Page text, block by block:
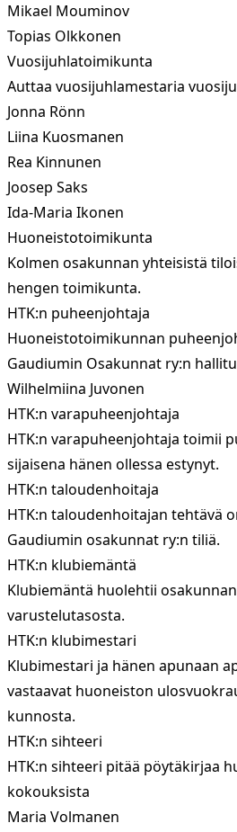
Mikael Mouminov
Topias Olkkonen
Vuosijuhlatoimikunta
Auttaa vuosijuhlamestaria
Jonna Rönn
Liina Kuosmanen
Rea Kinnunen
Joosep Saks
Ida-Maria Ikonen
Huoneistotoimikunta
Kolmen osakunnan yhteisistä
hengen toimikunta.
HTK:n puheenjohtaja
Huoneistotoimikunnan
Gaudiumin Osakunnat ry:n
Wilhelmiina Juvonen
HTK:n varapuheenjohtaja
HTK:n varapuheenjohtaja toimii
sijaisena hänen ollessa estynyt.
HTK:n taloudenhoitaja
HTK:n taloudenhoitajan tehtävä
Gaudiumin osakunnat ry:n tiliä.
HTK:n klubiemäntä
Klubiemäntä huolehtii
varustelutasosta.
HTK:n klubimestari
Klubimestari ja hänen apunaan
vastaavat huoneiston
kunnosta.
HTK:n sihteeri
HTK:n sihteeri pitää pöytäkirjaa
kokouksista
Maria Volmanen